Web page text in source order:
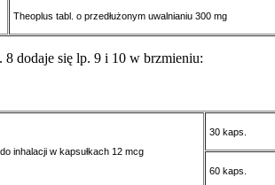
Theoplus tabl. o przedłużonym uwalnianiu 300 mg
8 dodaje się lp. 9 i 10 w brzmieniu:
inhalacji w kapsułkach 12 mcg
30 kaps.
60 kaps.